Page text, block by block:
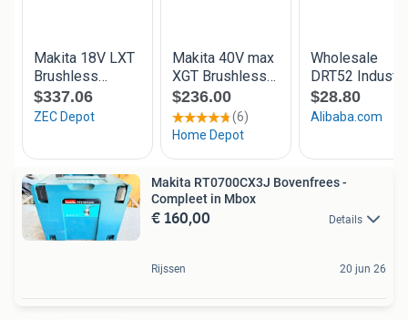
Makita RT0700CX3J Bovenfrees -
Compleet in Mbox
€ 160,00 Details
Rijssen 20 jun 26